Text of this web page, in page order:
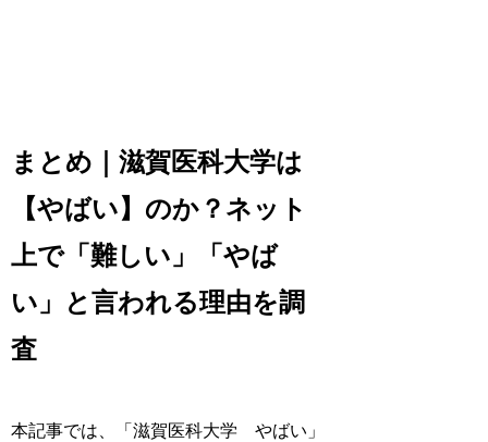
まとめ｜滋賀医科大学は
【やばい】のか？ネット
上で「難しい」「やば
い」と言われる理由を調
査
本記事では、「滋賀医科大学 やばい」